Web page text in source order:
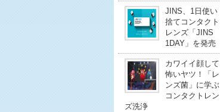
JINS、1日使い
捨てコンタクト
レンズ「JINS
1DAY」を発売
カワイイ顔して
怖いヤツ！「レ
ンズ菌」に学ぶ
コンタクトレン
ズ洗浄